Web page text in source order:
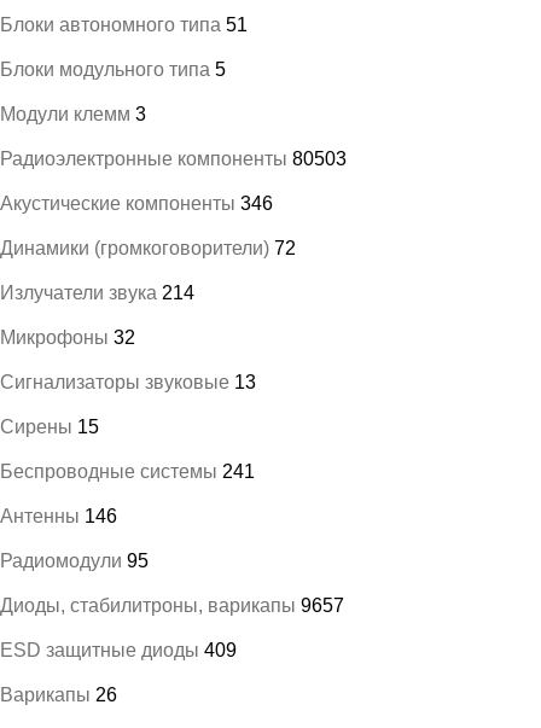
Блоки автономного типа 51
Блоки модульного типа 5
Модули клемм 3
Радиоэлектронные компоненты 80503
Акустические компоненты 346
Динамики (громкоговорители) 72
Излучатели звука 214
Микрофоны 32
Сигнализаторы звуковые 13
Сирены 15
Беспроводные системы 241
Антенны 146
Радиомодули 95
Диоды, стабилитроны, варикапы 9657
ESD защитные диоды 409
Варикапы 26